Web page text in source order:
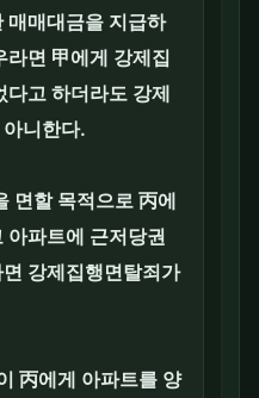
매매대금을 지급하
라면 甲에게 강제집
다고 하더라도 강제
니한다.
면할 목적으로 丙에
파트에 근저당권
강제집행면탈죄가
丙에게 아파트를 양